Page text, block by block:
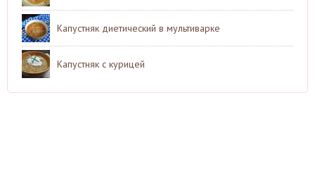
Капустняк диетический в мультиварке
Капустняк с курицей